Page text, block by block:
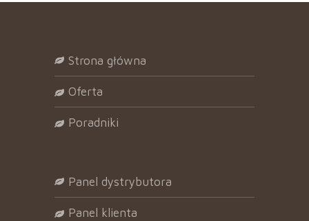
strona główna
oferta
poradniki
panel dystrybutora
panel klienta